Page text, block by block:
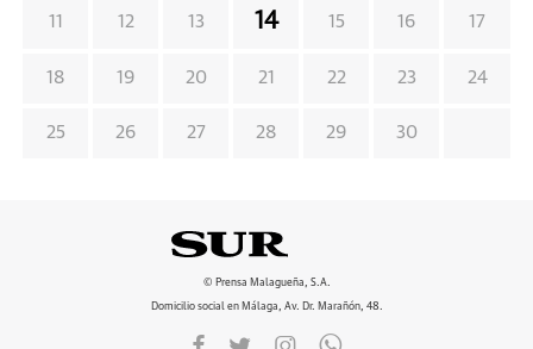
11 12 13 14 15 16 17
18 19 20 21 22 23 24
25 26 27 28 29 30
© Prensa Malagueña, S.A.
Domicilio social en Málaga, Av. Dr. Marañón, 48.